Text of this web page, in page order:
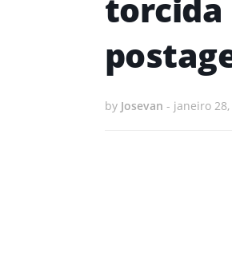
torcida
by Josevan - janeiro 28,